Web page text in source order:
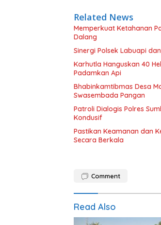
Related News
Memperkuat Ketahanan
Dalang
Sinergi Polsek Labuapi
Karhutla Hanguskan 40
Padamkan Api
Bhabinkamtibmas Desa
Swasembada Pangan
Patroli Dialogis Polres
Kondusif
Pastikan Keamanan dan
Secara Berkala
Comment
Read Also